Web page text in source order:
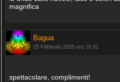
magnifica
Bagua
25 Febbraio 2025 ore 16:31
spettacolare, complimenti!